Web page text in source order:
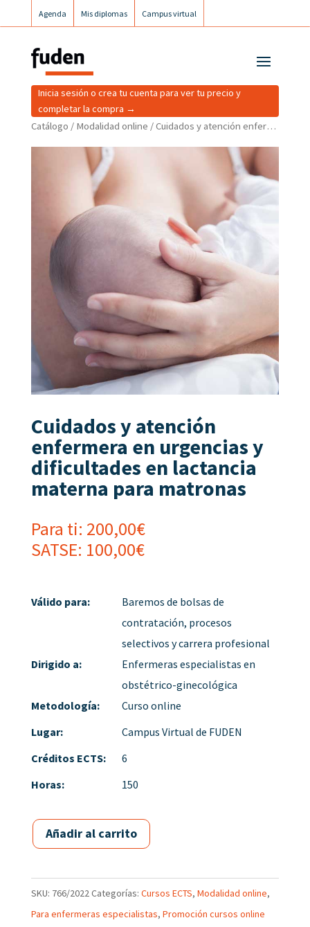
Agenda Mis diplomas Campus virtual
Catálogo / Modalidad online / Cuidados y atención enfermera en urgencias y dificultades en lactancia materna para matronas
Inicia sesión o crea tu cuenta para ver tu precio y
completar la compra →
Cuidados y atención
enfermera en urgencias y
dificultades en lactancia
materna para matronas
Para ti: 200,00€
SATSE: 100,00€
Válido para:
Baremos de bolsas de
contratación, procesos
selectivos y carrera profesional
Dirigido a:
Enfermeras especialistas en
obstétrico-ginecológica
Metodología:
Curso online
Lugar:
Campus Virtual de FUDEN
Créditos ECTS:
6
Horas:
150
Añadir al carrito
SKU: 766/2022Categorías: Cursos ECTS, Modalidad online,
Para enfermeras especialistas, Promoción cursos online